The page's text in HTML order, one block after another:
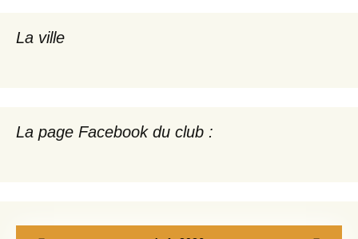
articles
La ville
La page Facebook du club :